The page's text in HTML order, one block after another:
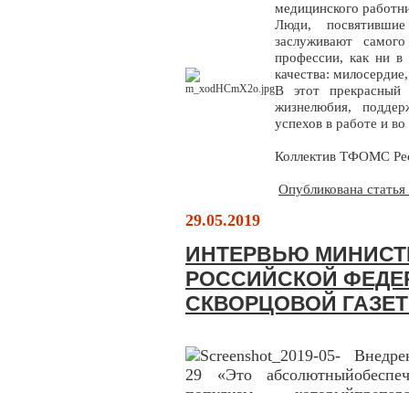
медицинского
Люди,
заслуживают
профессии, как ни в
качества:
В этот
жизнелюбия,
успехов в работе и
Коллектив ТФОМС
Опубликована
29.05.2019
ИНТЕРВЬЮ
РОССИЙСКОЙ
СКВОРЦОВОЙ